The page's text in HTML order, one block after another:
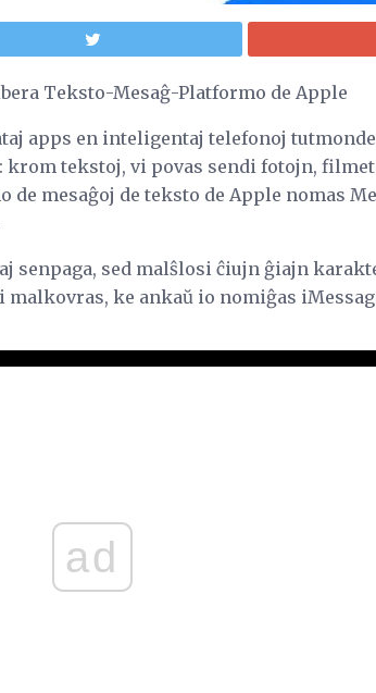
Teksto-Mesaĝ-Platformo de Apple
apps en inteligentaj telefonoj
krom tekstoj, vi povas sendi fotojn,
mesaĝoj de teksto de Apple nomas
senpaga, sed malŝlosi ĉiujn ĝiajn
ke ankaŭ io nomiĝas
ad